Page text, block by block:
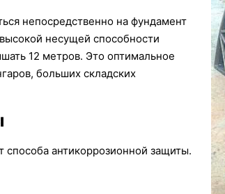
непосредственно на фундамент
несущей способности
12 метров. Это оптимальное
больших складских
антикоррозионной защиты.